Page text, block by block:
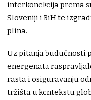
interkonekcija prema
Sloveniji i BiH te
plina.
Uz pitanja budućnosti
energenata
rasta i osiguravanju
tržišta u kontekstu